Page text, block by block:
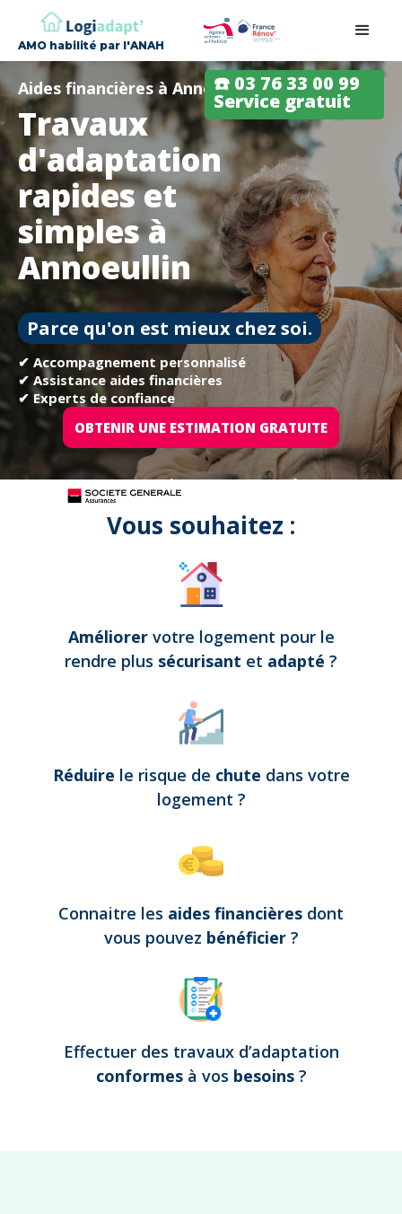
AMO habilité par l'ANAH
☎️ 03 76 33 00 99
Service gratuit
Aides financières à Annoeullin
Travaux
d'adaptation
rapides et
simples à
Annoeullin
Parce qu'on est mieux chez soi.
✔ Accompagnement personnalisé
✔ Assistance aides financières
✔ Experts de confiance
OBTENIR UNE ESTIMATION GRATUITE
Tous nos projets sont assurés par
Vous souhaitez :
Améliorer votre logement pour le
rendre plus sécurisant et adapté ?
Réduire le risque de chute dans votre
logement ?
Connaitre les aides financières dont
vous pouvez bénéficier ?
Effectuer des travaux d’adaptation
conformes à vos besoins ?